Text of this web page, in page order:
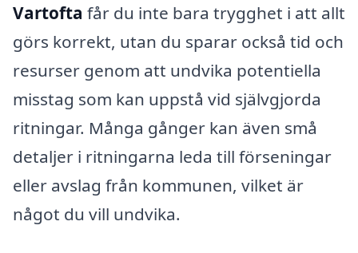
Vartofta får du inte bara trygghet i att allt
görs korrekt, utan du sparar också tid och
resurser genom att undvika potentiella
misstag som kan uppstå vid självgjorda
ritningar. Många gånger kan även små
detaljer i ritningarna leda till förseningar
eller avslag från kommunen, vilket är
något du vill undvika.